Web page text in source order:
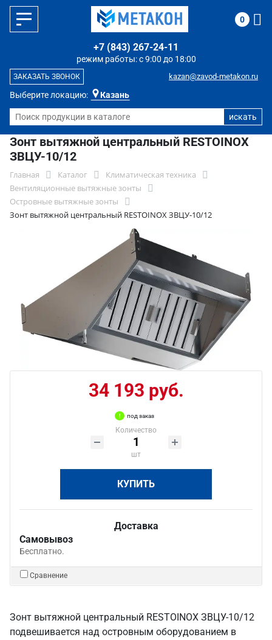
Выберите локацию: Казань
режим работы: с 9:00 до 18:00
+7 (843) 267-24-11
kazan@zavod-metakon.ru
ЗАКАЗАТЬ ЗВОНОК
0
Зонт вытяжной центральный RESTOINOX
ЗВЦУ-10/12
Главная Каталог
Климатическая техника
Вентиляционные вытяжные зонты
Островные вытяжные зонты
Зонт вытяжной центральный RESTOINOX ЗВЦУ-10/12
34 193 руб.
под заказ
Количество
шт
КУПИТЬ
Доставка
Самовывоз
Бесплатно.
Сравнение
Зонт вытяжной центральный RESTOINOX ЗВЦУ-10/12
подвешивается над островным оборудованием в